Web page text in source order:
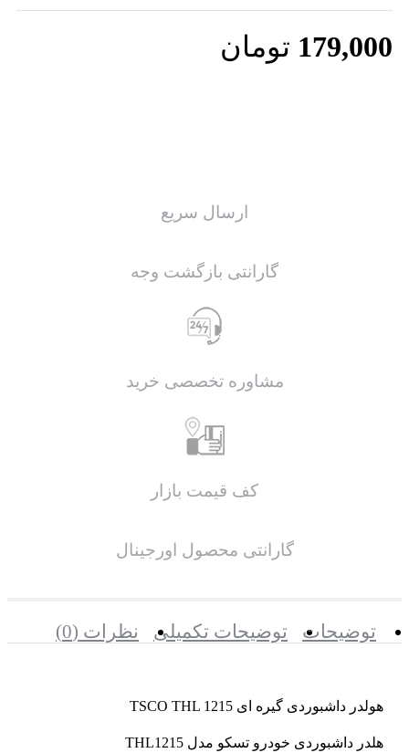
179,000 تومان
ارسال سریع
گارانتی بازگشت وجه
مشاوره تخصصی خرید
کف قیمت بازار
گارانتی محصول اورجینال
توضیحات توضیحات تکمیلی نظرات (0)
هولدر داشبوردی گیره ای TSCO THL 1215
هلدر داشبوردی خودرو تسکو مدل THL1215